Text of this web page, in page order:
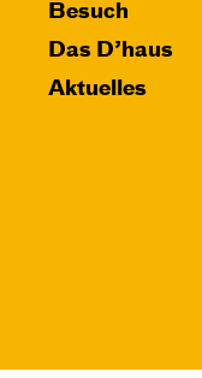
Besuch
Das D’haus
Aktuelles